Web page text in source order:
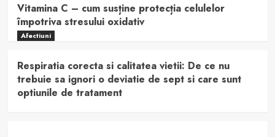
Vitamina C – cum susține protecția celulelor
împotriva stresului oxidativ
Afectiuni
Respiratia corecta si calitatea vietii: De ce nu
trebuie sa ignori o deviatie de sept si care sunt
optiunile de tratament